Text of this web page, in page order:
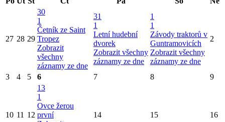
27 28 29
30
1
Četník ze Saint
Tropez
Zobrazit
všechny
záznamy ze dne
31
1
Letní hudební
dvorek
Zobrazit všechny
záznamy ze dne
1
1
Závody traktorů v
Guntramovicích
Zobrazit všechny
záznamy ze dne
2
3 4 5 6 7 8 9
10 11 12
13
1
Ovce žerou
první
14 15 16